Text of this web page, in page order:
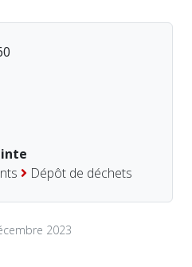
Dépôt de déchets
2023